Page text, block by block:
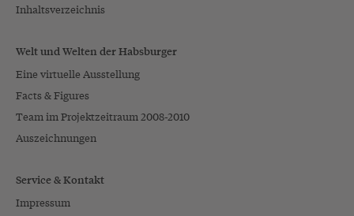
Inhaltsverzeichnis
Welt und Welten der Habsburger
Eine virtuelle Ausstellung
Facts & Figures
Team im Projektzeitraum 2008-2010
Auszeichnungen
Service & Kontakt
Impressum